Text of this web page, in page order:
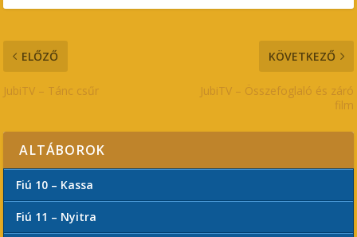
ELŐZŐ
JubiTV – Tánc csűr
KÖVETKEZŐ
JubiTV – Összefoglaló és záró
film
ALTÁBOROK
Fiú 10 – Kassa
Fiú 11 – Nyitra